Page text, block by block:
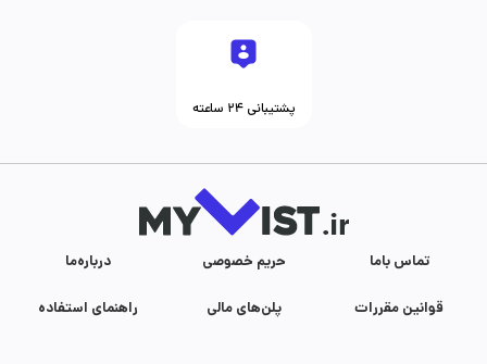
پشتیبانی ۲۴ ساعته
درباره‌ما حریم خصوصی تماس با‌ما
راهنمای استفاده پلن‌های مالی قوانین مقررات